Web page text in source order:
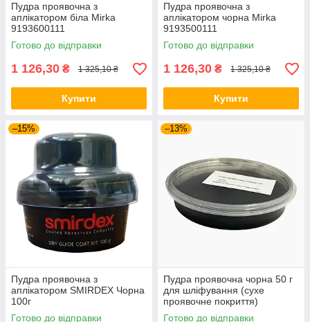
Пудра проявочна з
аплікатором біла Mirka
9193600111
Готово до відправки
1 126,30 ₴ 1 325,10 ₴
Купити
Пудра проявочна з
аплікатором чорна Mirka
9193500111
Готово до відправки
1 126,30 ₴ 1 325,10 ₴
Купити
–15%
Пудра проявочна з
аплікатором SMIRDEX Чорна
100г
Готово до відправки
–13%
Пудра проявочна чорна 50 г
для шліфування (сухе
проявочне покриття)
Готово до відправки